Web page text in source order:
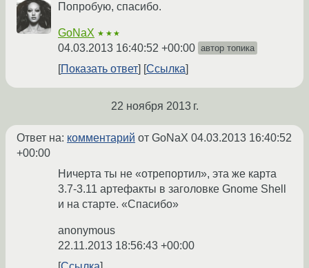
Попробую, спасибо.
GoNaX ★★★
04.03.2013 16:40:52 +00:00 автор топика
Показать ответ Ссылка
22 ноября 2013 г.
Ответ на: комментарий от GoNaX 04.03.2013 16:40:52
+00:00
Ничерта ты не «отрепортил», эта же карта
3.7-3.11 артефакты в заголовке Gnome Shell
и на старте. «Спасибо»
anonymous
22.11.2013 18:56:43 +00:00